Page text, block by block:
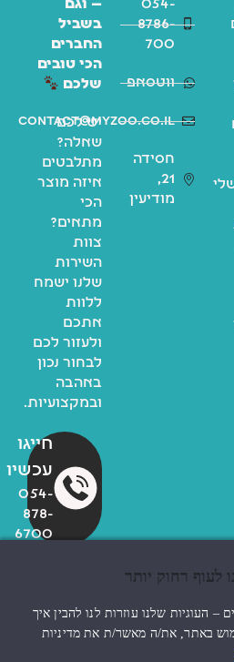
054-
8786-
700
ווטסאפ
contact@myzoo.co.il
חסידה
21,
מודיעין
— וגם
בשביל
החברים
הכי טובים
שלכם
יש לכם
שאלה?
מתלבטים
איזה מוצר
הכי
מתאים?
צוות
השירות
שלנו ישמח
ללוות
אתכם
ולעזור לכם
לבחור נכון
באהבה
ובמקצועיות.
חייגו
עכשיו
054-
878-
6700
לעוף רחוק יותר
– העוגיות שלנו עוזרות לנו להבין איך
באתר, את/ה מאשר/ת את מדיניות